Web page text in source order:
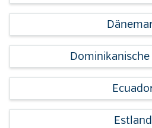
Estland